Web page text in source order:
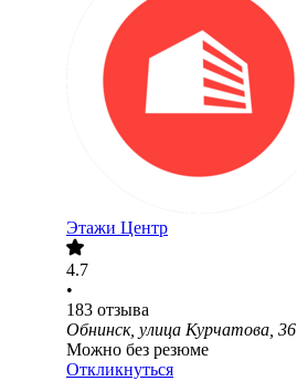
Этажи Центр
4.7
•
183 отзыва
Обнинск, улица Курчатова, 36
Можно без резюме
Откликнуться